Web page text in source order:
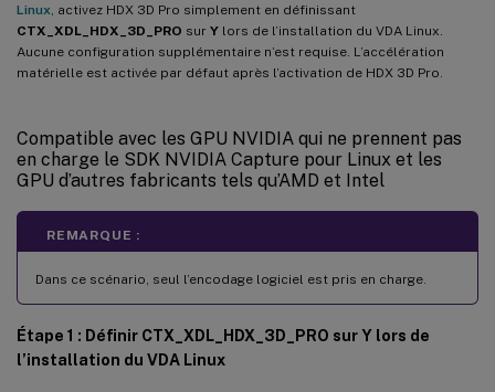
Linux , activez HDX 3D Pro simplement en définissant
CTX_XDL_HDX_3D_PRO sur Y lors de l’installation du VDA Linux.
Aucune configuration supplémentaire n’est requise. L’accélération
matérielle est activée par défaut après l’activation de HDX 3D Pro.
Compatible avec les GPU NVIDIA qui ne prennent pas
en charge le SDK NVIDIA Capture pour Linux et les
GPU d’autres fabricants tels qu’AMD et Intel
REMARQUE :
Dans ce scénario, seul l’encodage logiciel est pris en charge.
Étape 1 : Définir CTX_XDL_HDX_3D_PRO sur Y lors de
l’installation du VDA Linux